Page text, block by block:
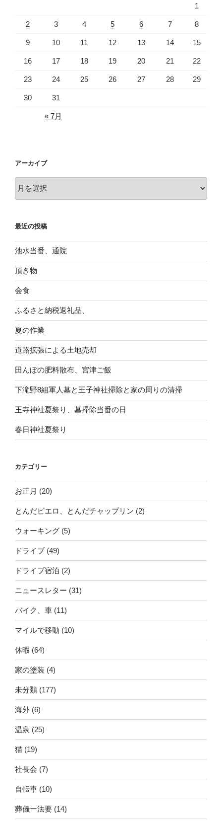
1
2 3 4 5 6 7 8
9 10 11 12 13 14 15
16 17 18 19 20 21 22
23 24 25 26 27 28 29
30 31
« 7月
アーカイブ
ー
ブ
最近の投稿
池水当番、通院
頂き物
会食
ふるさと納税返礼品、
夏の作業
道路拡張による土地売却
田んぼの肥料散布、宮津ご飯
下滝野8組軍人墓と王子神社掃除と家の周りの清掃
王寺神社夏祭り、墓掃除当番の日
春日神社夏祭り
カテゴリー
お正月 (20)
とんだピエロ、とんだチャップリン (2)
ウォーキング (5)
ドライブ (49)
ドライブ宿泊 (2)
ニュースレター (31)
バイク、車 (11)
マイルで移動 (10)
休暇 (64)
家の塗装 (4)
未分類 (177)
海外 (6)
温泉 (25)
猫 (19)
社長会 (7)
自転車 (10)
葬儀ー法要 (14)